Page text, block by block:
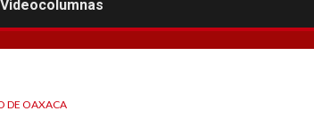
Videocolumnas
DE OAXACA